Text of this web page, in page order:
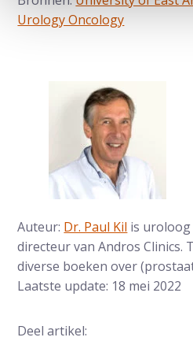
Urology Oncology
Auteur: Dr. Paul Kil is uroloog
directeur van Andros Clinics.
diverse boeken over
Laatste update: 18 mei 2022
Deel artikel: